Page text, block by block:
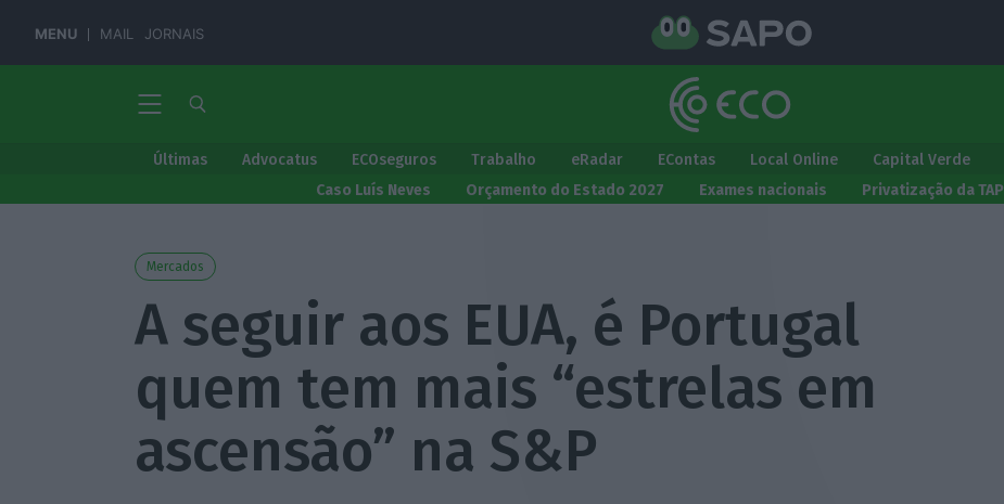
MENU MAIL JORNAIS
Últimas Advocatus ECOseguros Trabalho eRadar EContas Local Online Capital Verde
Caso Luís Neves
Orçamento do Estado 2027 Exames nacionais Privatização da TAP
Mercados
A seguir aos EUA, é Portugal
quem tem mais “estrelas em
ascensão” na S&P